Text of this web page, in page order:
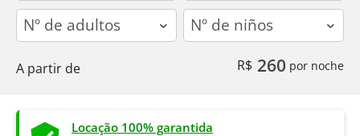
adults children
A partir de R$ 260 por noche
Locação 100% garantida